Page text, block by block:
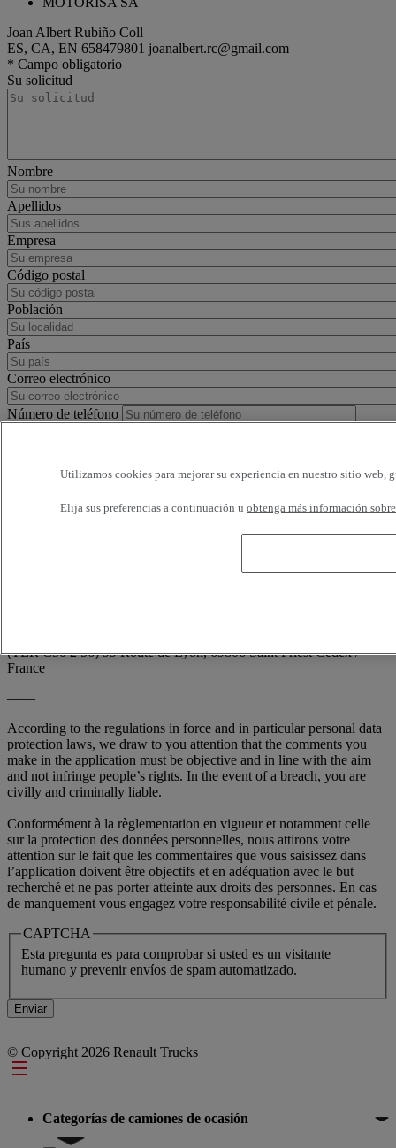
Joan Albert Rubiño Coll
ES, CA, EN 658479801 joanalbert.rc@gmail.com
tractor
Renault Trucks T
* Campo obligatorio
Su solicitud
Nombre
Apellidos
Empresa
Código postal
Población
País
Correo electrónico
Número de teléfono
red, con encuestas o información relativa a los productos y servicios
Conforme a la demanda de la CNIL (artículo 34 de la ley francesa
(TER C50 2 56) 99 Route de Lyon, 69806 Saint Priest Cedex /
France
——
According to the regulations in force and in particular personal data
protection laws, we draw to you attention that the comments you
make in the application must be objective and in line with the aim
and not infringe people’s rights. In the event of a breach, you are
civilly and criminally liable.
Conformément à la règlementation en vigueur et notamment celle
sur la protection des données personnelles, nous attirons votre
attention sur le fait que les commentaires que vous saisissez dans
l’application doivent être objectifs et en adéquation avec le but
recherché et ne pas porter atteinte aux droits des personnes. En cas
de manquement vous engagez votre responsabilité civile et pénale.
CAPTCHA
Esta pregunta es para comprobar si usted es un visitante
humano y prevenir envíos de spam automatizado.
© Copyright 2026 Renault Trucks
Footer
Categorías de camiones de ocasión
Utilizamos cookies para mejorar su experiencia en nuestro sitio web,
Elija sus preferencias a continuación u obtenga más información